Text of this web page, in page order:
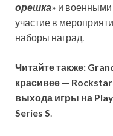
орешка» и военными
участие в
наборы наград.
Читайте также:
красивее —
выхода игры на
Series S